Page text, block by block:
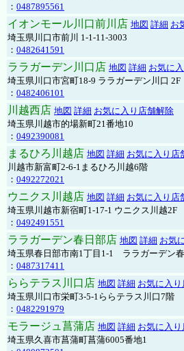
： 0487895561
イオンモール川口前川店 地図 詳細 お
埼玉県川口市前川 1-1-11-3003
： 0482641591
ララガーデン川口店 地図 詳細 お気に
埼玉県川口市宮町18-9 ララガーデン川口 2F
： 0482406101
川越西店 地図 詳細 お気に入り店舗解除
埼玉県川越市的場新町21番地10
： 0492390081
まるひろ川越店 地図 詳細 お気に入り店
川越市新富町2-6-1まるひろ川越6階
： 0492272021
ウニクス川越店 地図 詳細 お気に入り店
埼玉県川越市新宿町1-17-1 ウニクス川越2F
： 0492491551
ララガーデン春日部店 地図 詳細 お気
埼玉県春日部市南1丁目1-1 ララガーデン
： 0487317411
ららテラス川口店 地図 詳細 お気に入
埼玉県川口市栄町3-5-1ららテラス川口7階
： 0482291979
モラージュ菖蒲店 地図 詳細 お気に入
埼玉県久喜市菖蒲町菖蒲6005番地1